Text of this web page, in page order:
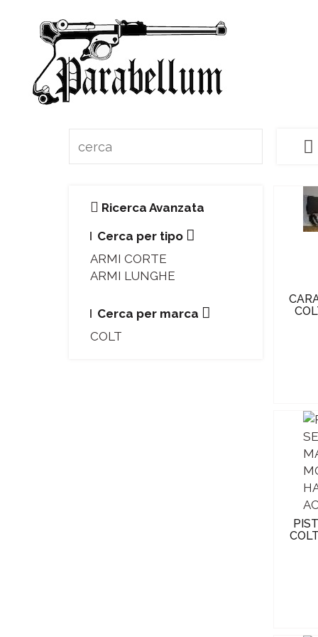
Ricerca Avanzata
Cerca per tipo
ARMI CORTE
ARMI LUNGHE
Cerca per marca
COLT